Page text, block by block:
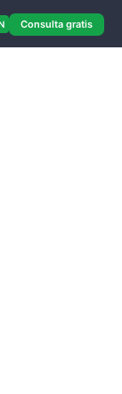
Consulta gratis